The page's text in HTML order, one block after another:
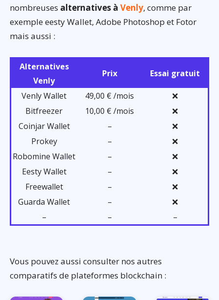
nombreuses alternatives à Venly, comme par
exemple eesty Wallet, Adobe Photoshop et Fotor
mais aussi :
Alternatives
Venly
Prix Essai gratuit
Venly Wallet 49,00 € /mois
❌
Bitfreezer
10,00 € /mois
❌
Coinjar Wallet
–
❌
Prokey
–
❌
Robomine Wallet
–
❌
Eesty Wallet
–
❌
Freewallet
–
❌
Guarda Wallet
–
❌
–
– –
Vous pouvez aussi consulter nos autres
comparatifs de plateformes blockchain :